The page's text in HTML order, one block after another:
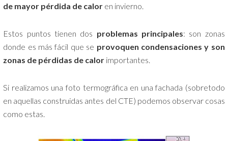
de mayor pérdida de calor en invierno.
Estos puntos tienen dos problemas principales: son zonas
donde es más fácil que se provoquen condensaciones y son
zonas de pérdidas de calor importantes.
Si realizamos una foto termográfica en una fachada (sobretodo
en aquellas construidas antes del CTE) podemos observar cosas
como estas.